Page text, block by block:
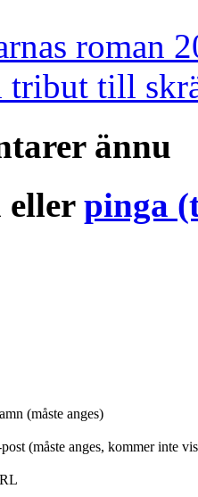
roman
till
ännu
eller pinga
(måste anges)
(måste anges, kommer inte